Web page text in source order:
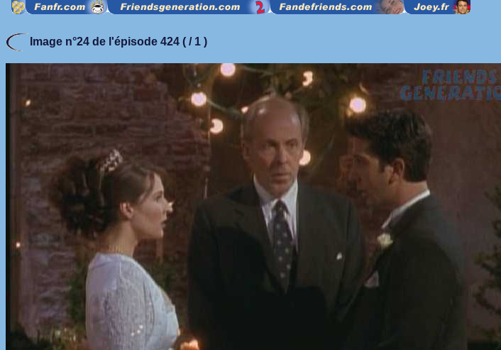
Image n°24 de l'épisode 424 ( / 1 )